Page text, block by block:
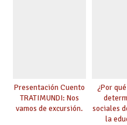
Presentación Cuento
TRATIMUNDI: Nos
vamos de excursión.
¿Por
sociales
la